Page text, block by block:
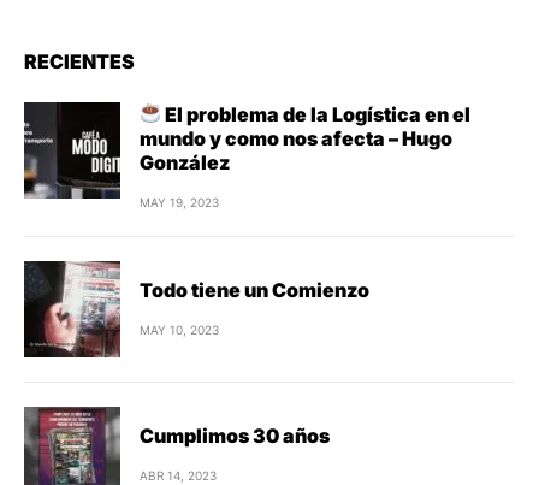
RECIENTES
El problema de la Logística en el
mundo y como nos afecta – Hugo
González
MAY 19, 2023
Todo tiene un Comienzo
MAY 10, 2023
Cumplimos 30 años
ABR 14, 2023